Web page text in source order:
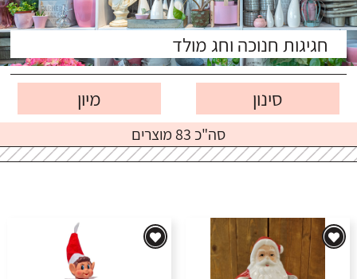
חגיגות חנוכה וחג מולד
סינון
סה"כ 83 מוצרים